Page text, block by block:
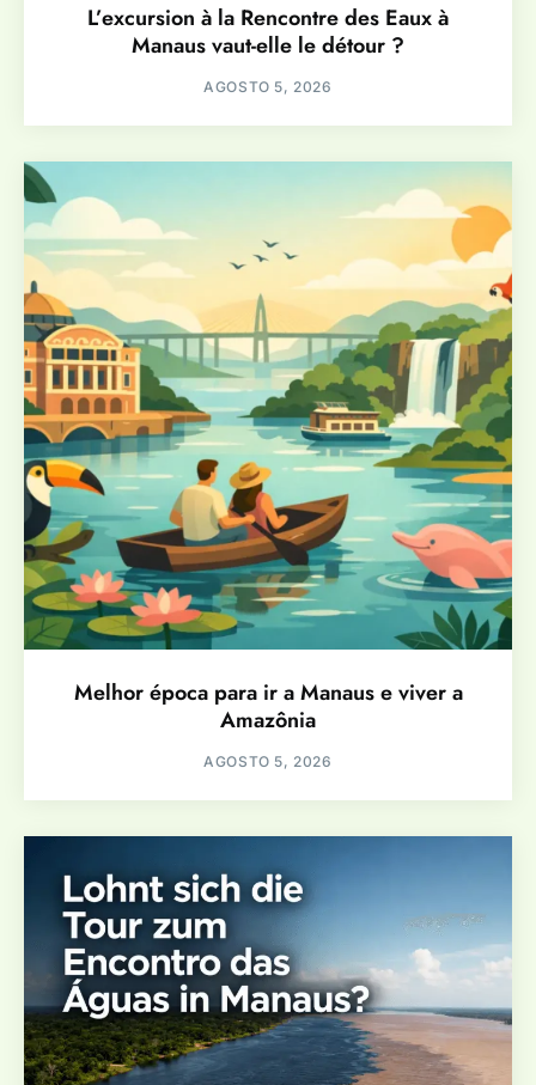
L’excursion à la Rencontre des Eaux à
Manaus vaut-elle le détour ?
AGOSTO 5, 2026
Melhor época para ir a Manaus e viver a
Amazônia
AGOSTO 5, 2026